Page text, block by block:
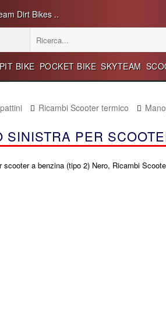
Dirt Bikes ..
PIT BIKE POCKET BIKE SKYTEAM
Ricambi Scooter termico
SINISTRA PER